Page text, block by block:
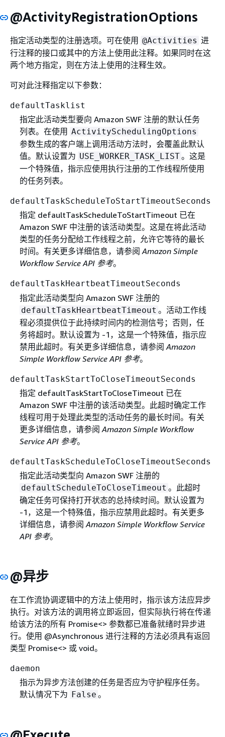
@ActivityRegistrationOptions
指定活动类型的注册选项。可在使用 @Activities 进
行注释的接口或其中的方法上使用此注释。如果同时在这
两个地方指定，则在方法上使用的注释生效。
可对此注释指定以下参数：
defaultTasklist
指定此活动类型要向 Amazon SWF 注册的默认任务
列表。在使用 ActivitySchedulingOptions
参数生成的客户端上调用活动方法时，会覆盖此默认
值。默认设置为 USE_WORKER_TASK_LIST。这是
一个特殊值，指示应使用执行注册的工作线程所使用
的任务列表。
defaultTaskScheduleToStartTimeoutSeconds
指定 defaultTaskScheduleToStartTimeout 已在
Amazon SWF 中注册的该活动类型。这是在将此活动
类型的任务分配给工作线程之前，允许它等待的最长
时间。有关更多详细信息，请参阅Amazon Simple
Workflow Service API 参考。
defaultTaskHeartbeatTimeoutSeconds
指定此活动类型向 Amazon SWF 注册的
defaultTaskHeartbeatTimeout 。活动工作线
程必须提供位于此持续时间内的检测信号；否则，任
务将超时。默认设置为 -1，这是一个特殊值，指示应
禁用此超时。有关更多详细信息，请参阅 Amazon
Simple Workflow Service API 参考。
defaultTaskStartToCloseTimeoutSeconds
指定 defaultTaskStartToCloseTimeout 已在
Amazon SWF 中注册的该活动类型。此超时确定工作
线程可用于处理此类型的活动任务的最长时间。有关
更多详细信息，请参阅 Amazon Simple Workflow
Service API 参考。
defaultTaskScheduleToCloseTimeoutSeconds
指定此活动类型向 Amazon SWF 注册的
defaultScheduleToCloseTimeout 。此超时
确定任务可保持打开状态的总持续时间。默认设置为
-1，这是一个特殊值，指示应禁用此超时。有关更多
详细信息，请参阅 Amazon Simple Workflow Service
API 参考。
@异步
在工作流协调逻辑中的方法上使用时，指示该方法应异步
执行。对该方法的调用将立即返回，但实际执行将在传递
给该方法的所有 Promise<> 参数都已准备就绪时异步进
行。使用 @Asynchronous 进行注释的方法必须具有返回
类型 Promise<> 或 void。
daemon
指示为异步方法创建的任务是否应为守护程序任务。
默认情况下为 False 。